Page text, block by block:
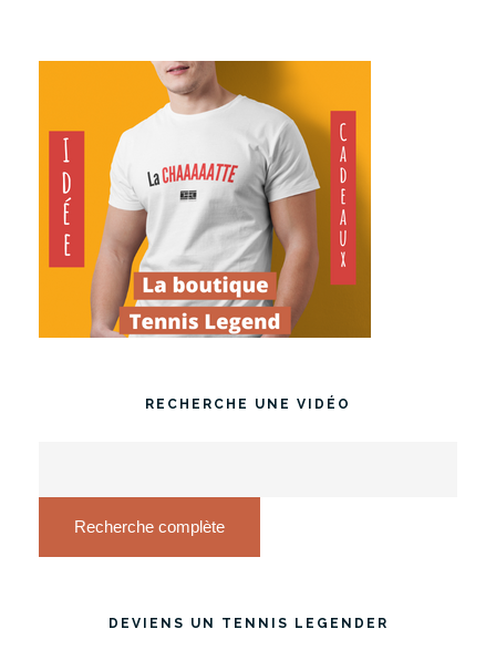
RECHERCHE UNE VIDÉO
Recherche complète
DEVIENS UN TENNIS LEGENDER